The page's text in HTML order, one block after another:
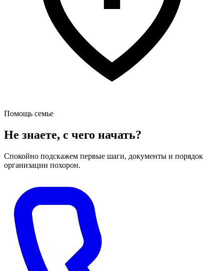
Помощь семье
Не знаете, с чего начать?
Спокойно подскажем первые шаги, документы и порядок
организации похорон.